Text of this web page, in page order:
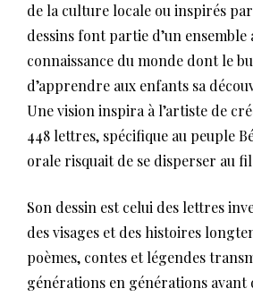
de la culture locale ou inspirés par
dessins font partie d’un ensemble
connaissance du monde dont le
d’apprendre aux enfants sa
Une vision inspira à l’artiste de
448 lettres, spécifique au peuple
orale risquait de se disperser au fil
Son dessin est celui des lettres
des visages et des histoires
poèmes, contes et légendes
générations en générations avant